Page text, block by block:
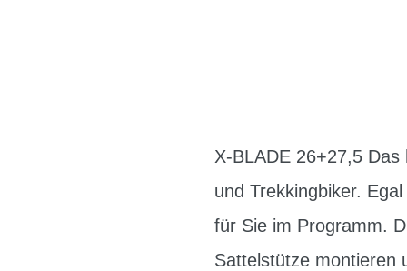
X-BLADE 26+27,5
und Trekkingbiker.
für Sie im Programm.
Sattelstütze montieren